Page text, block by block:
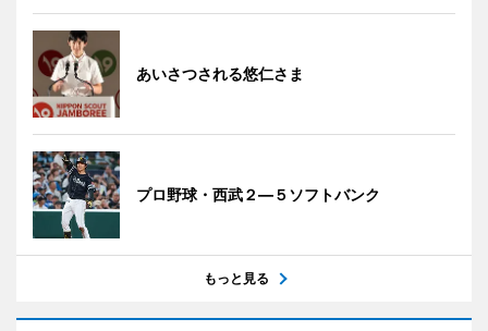
あいさつされる悠仁さま
プロ野球・西武２―５ソフトバンク
もっと見る